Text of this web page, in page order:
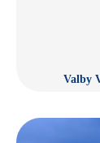
Valby